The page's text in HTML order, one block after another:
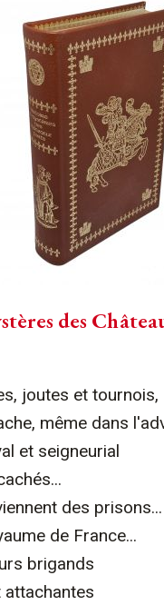
des
joutes et
même dans
et seigneurial
des prisons...
de France...
brigands
attachantes